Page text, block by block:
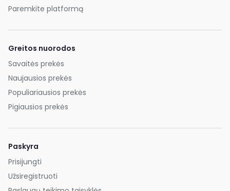
Paremkite platformą
Greitos nuorodos
Savaitės prekės
Naujausios prekės
Populiariausios prekės
Pigiausios prekės
Paskyra
Prisijungti
Užsiregistruoti